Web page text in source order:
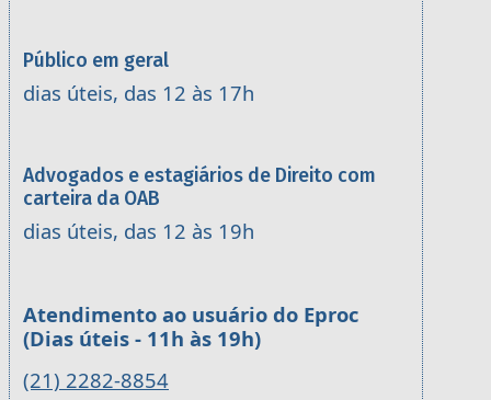
Público em geral
dias úteis, das 12 às 17h
Advogados e estagiários de Direito com
carteira da OAB
dias úteis, das 12 às 19h
Atendimento ao usuário do Eproc
(Dias úteis - 11h às 19h)
(21) 2282-8854